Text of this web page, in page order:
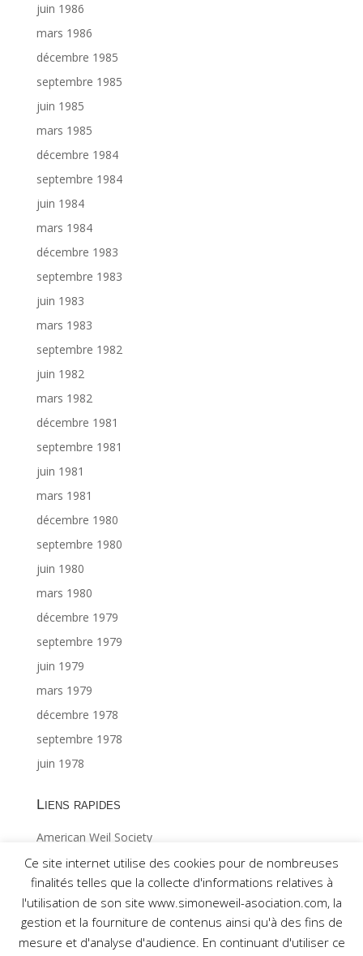
juin 1986
mars 1986
décembre 1985
septembre 1985
juin 1985
mars 1985
décembre 1984
septembre 1984
juin 1984
mars 1984
décembre 1983
septembre 1983
juin 1983
mars 1983
septembre 1982
juin 1982
mars 1982
décembre 1981
septembre 1981
juin 1981
mars 1981
décembre 1980
septembre 1980
juin 1980
mars 1980
décembre 1979
septembre 1979
juin 1979
mars 1979
décembre 1978
septembre 1978
juin 1978
Liens rapides
American Weil Society
Index général ©Gabriël MAES 1/2
Index général ©Gabriël MAES 2/2
Ce site internet utilise des cookies pour de nombreuses
finalités telles que la collecte d'informations relatives à
l'utilisation de son site www.simoneweil-asociation.com, la
gestion et la fourniture de contenus ainsi qu'à des fins de
mesure et d'analyse d'audience. En continuant d'utiliser ce